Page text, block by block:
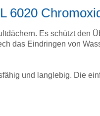
6020
Es schützt den
das Eindringen von
und langlebig. Die